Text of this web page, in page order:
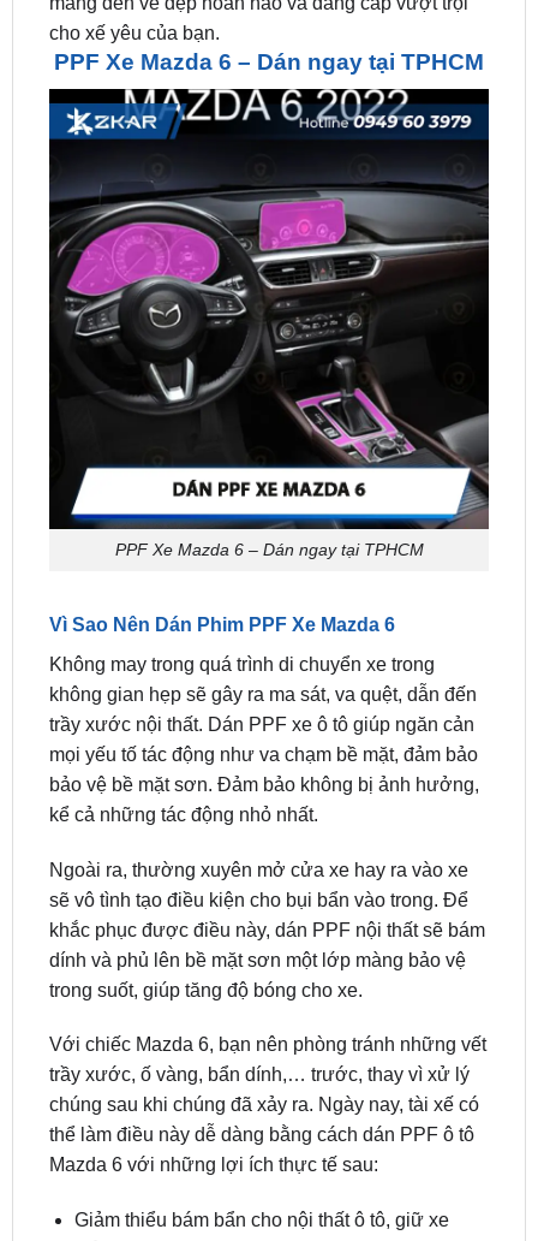
PPF Xe Mazda 6 – Dán ngay tại TPHCM
Vì Sao Nên Dán Phim PPF Xe Mazda 6
không gian hẹp sẽ gây ra ma sát, va quệt, dẫn đến
trầy xước nội thất. Dán PPF xe ô tô giúp ngăn cản
mọi yếu tố tác động như va chạm bề mặt, đảm bảo
bảo vệ bề mặt sơn. Đảm bảo không bị ảnh hưởng,
kể cả những tác động nhỏ nhất.
Ngoài ra, thường xuyên mở cửa xe hay ra vào xe
khắc phục được điều này, dán PPF nội thất sẽ bám
dính và phủ lên bề mặt sơn một lớp màng bảo vệ
trong suốt, giúp tăng độ bóng cho xe.
Với chiếc Mazda 6, bạn nên phòng tránh những vết
chúng sau khi chúng đã xảy ra. Ngày nay, tài xế có
thể làm điều này dễ dàng bằng cách dán PPF ô tô
Mazda 6 với những lợi ích thực tế sau:
Giảm thiểu bám bẩn cho nội thất ô tô, giữ xe
Bảo vệ tối ưu cho nội thất bền đẹp dài lâu như